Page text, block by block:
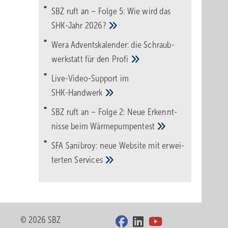
SBZ ruft an – Folge 5: Wie wird das
SHK-Jahr 2026?
Wera Adventskalender: die Schraub­
werk­statt für den Pro­fi
Live-Video-Support im
SHK-Handwerk
SBZ ruft an – Folge 2: Neue Erkennt­
nisse beimWärme­pumpen­test
SFA Sanibroy: neue Web­site mit erwei­
tertenServices
© 2026 SBZ